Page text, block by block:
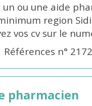
ou une aide
region
vos cv sur le
Références n°
pharmacien